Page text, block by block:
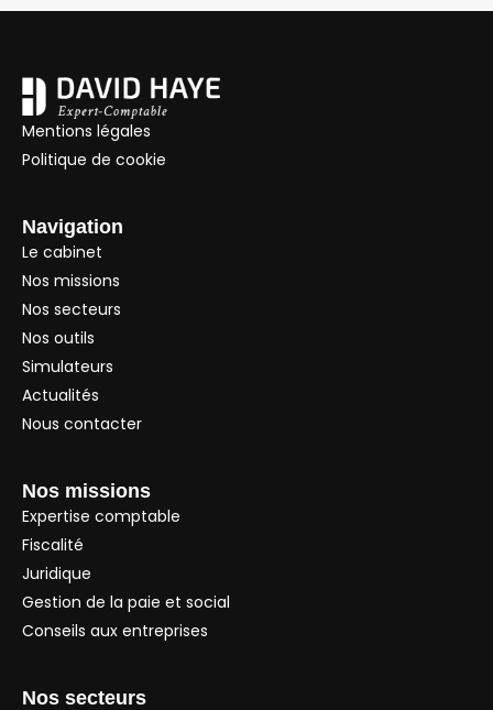
Mentions légales
Politique de cookie
Navigation
Le cabinet
Nos missions
Nos secteurs
Nos outils
Simulateurs
Actualités
Nous contacter
Nos missions
Expertise comptable
Fiscalité
Juridique
Gestion de la paie et social
Conseils aux entreprises
Nos secteurs